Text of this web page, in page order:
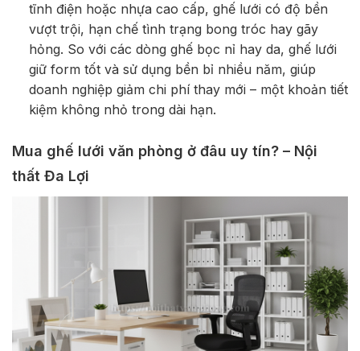
tĩnh điện hoặc nhựa cao cấp, ghế lưới có độ bền
vượt trội, hạn chế tình trạng bong tróc hay gãy
hỏng. So với các dòng ghế bọc nỉ hay da, ghế lưới
giữ form tốt và sử dụng bền bỉ nhiều năm, giúp
doanh nghiệp giảm chi phí thay mới – một khoản tiết
kiệm không nhỏ trong dài hạn.
Mua ghế lưới văn phòng ở đâu uy tín? – Nội
thất Đa Lợi